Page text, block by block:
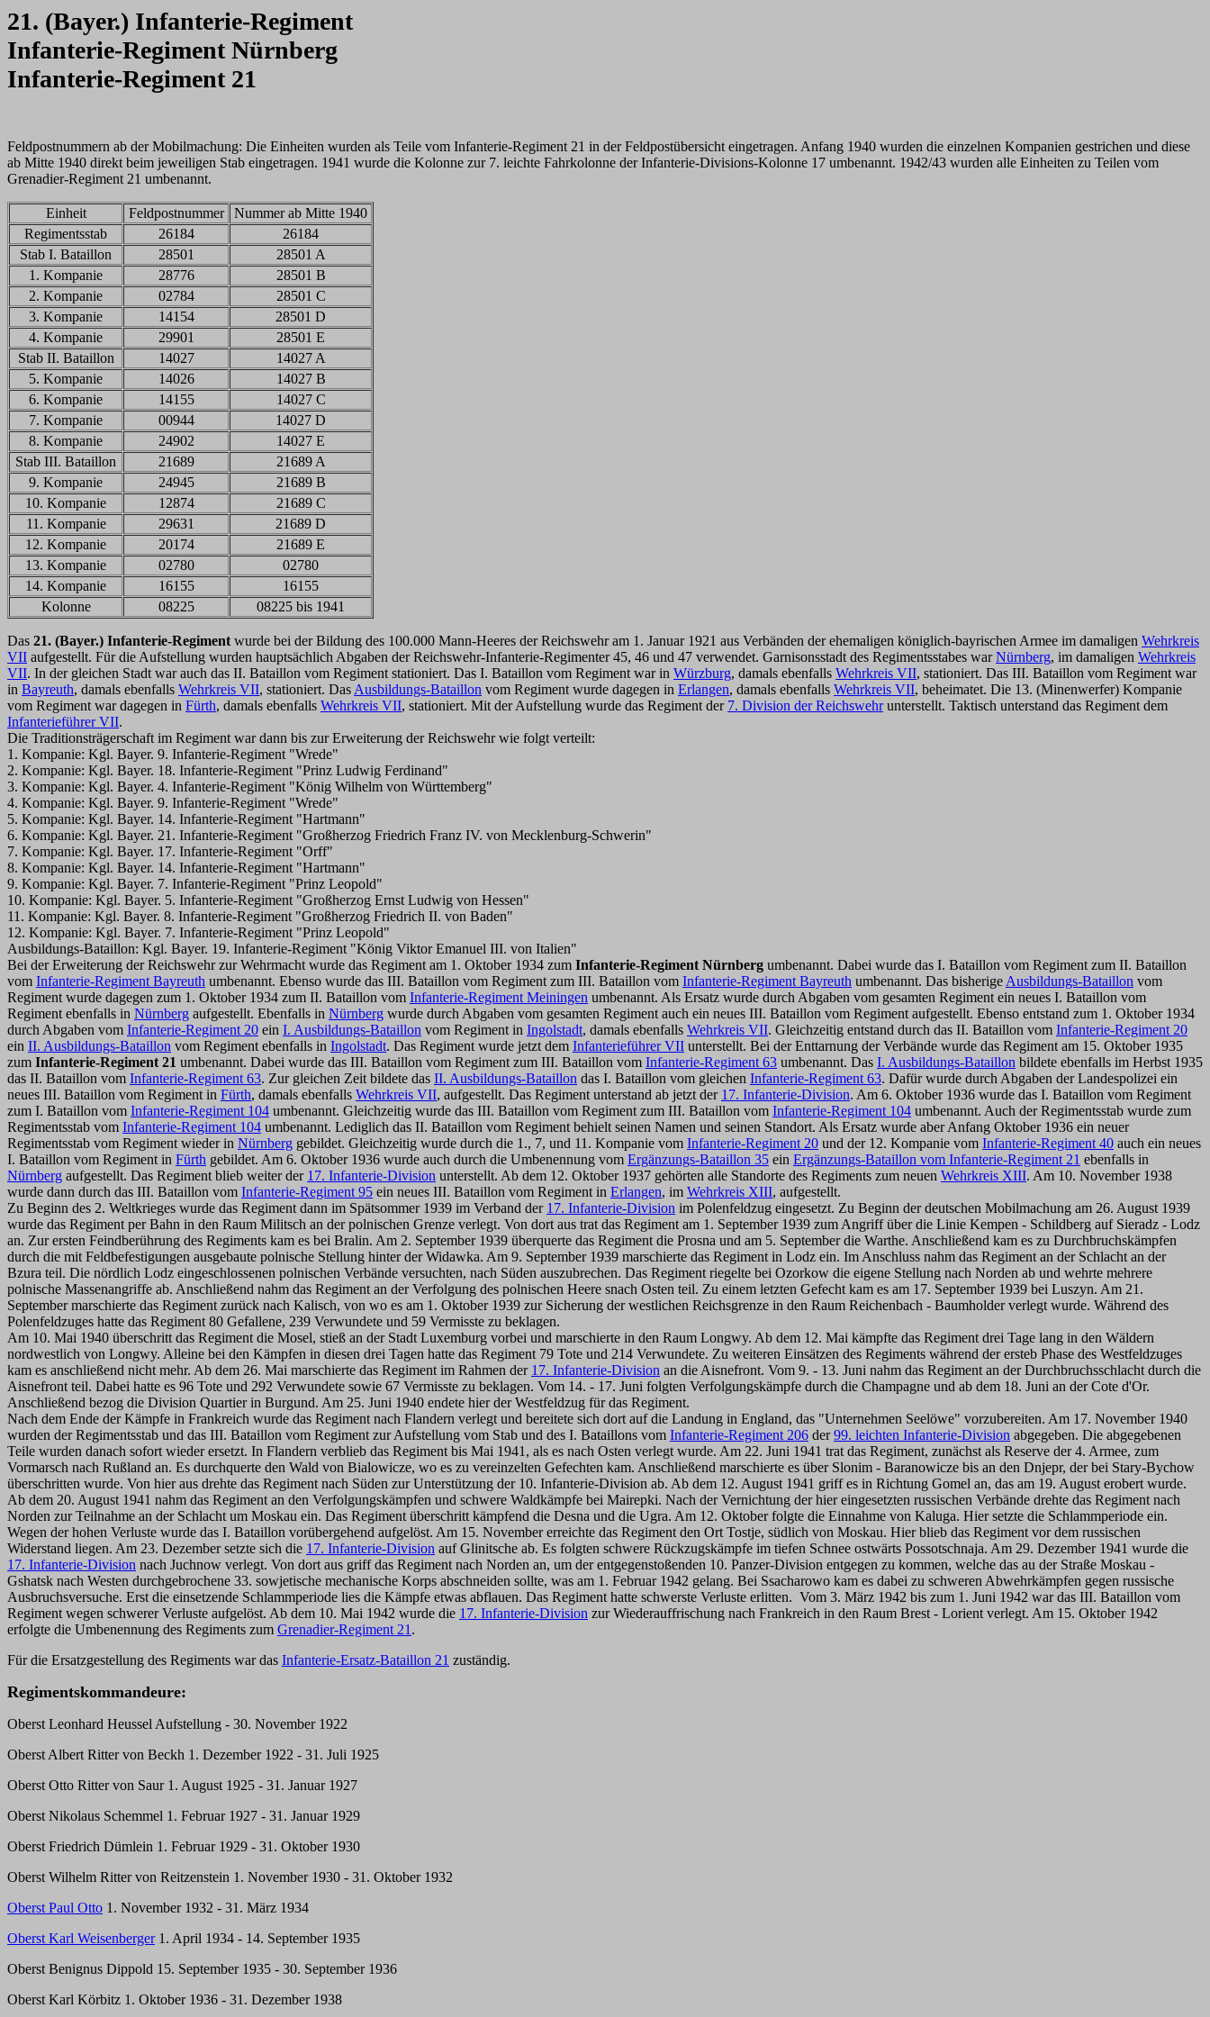
21. (Bayer.) Infanterie-Regiment
Infanterie-Regiment Nürnberg
Infanterie-Regiment 21
Feldpostnummern ab der Mobilmachung: Die Einheiten wurden als Teile vom Infanterie-Regiment 21 in der Feldpostübersicht eingetragen. Anfang 1940 wurden die einzelnen Kompanien gestrichen und diese
ab Mitte 1940 direkt beim jeweiligen Stab eingetragen. 1941 wurde die Kolonne zur 7. leichte Fahrkolonne der Infanterie-Divisions-Kolonne 17 umbenannt. 1942/43 wurden alle Einheiten zu Teilen vom
Grenadier-Regiment 21 umbenannt.
Einheit Feldpostnummer
Nummer ab Mitte 1940
Regimentsstab
26184
26184
Stab I. Bataillon
28501
28501 A
1. Kompanie
28776
28501 B
2. Kompanie
02784
28501 C
3. Kompanie
14154
28501 D
4. Kompanie
29901
28501 E
Stab II. Bataillon
14027
14027 A
5. Kompanie
14026
14027 B
6. Kompanie
14155
14027 C
7. Kompanie
00944
14027 D
8. Kompanie
24902
14027 E
Stab III. Bataillon
21689
21689 A
9. Kompanie
24945
21689 B
10. Kompanie
12874
21689 C
11. Kompanie
29631
21689 D
12. Kompanie
20174
21689 E
13. Kompanie
02780
02780
14. Kompanie
16155
16155
Kolonne
08225 08225 bis 1941
Das 21. (Bayer.) Infanterie-Regiment wurde bei der Bildung des 100.000 Mann-Heeres der Reichswehr am 1. Januar 1921 aus Verbänden der ehemaligen königlich-bayrischen Armee im damaligen Wehrkreis
VII aufgestellt. Für die Aufstellung wurden hauptsächlich Abgaben der Reichswehr-Infanterie-Regimenter 45, 46 und 47 verwendet. Garnisonsstadt des Regimentsstabes warNürnberg, im damaligen Wehrkreis
VII. In der gleichen Stadt war auch das II. Bataillon vom Regiment stationiert. Das I. Bataillon vom Regiment war in Würzburg, damals ebenfalls Wehrkreis VII, stationiert. Das III. Bataillon vom Regiment war
in Bayreuth, damals ebenfalls Wehrkreis VII, stationiert. Das Ausbildungs-Bataillon vom Regiment wurde dagegen in Erlangen, damals ebenfalls Wehrkreis VII, beheimatet. Die 13. (Minenwerfer) Kompanie
vom Regiment war dagegen in Fürth, damals ebenfalls Wehrkreis VII, stationiert. Mit der Aufstellung wurde das Regiment der 7. Division der Reichswehrunterstellt. Taktisch unterstand das Regiment dem
Infanterieführer VII.
Die Traditionsträgerschaft im Regiment war dann bis zur Erweiterung der Reichswehr wie folgt verteilt:
1. Kompanie: Kgl. Bayer. 9. Infanterie-Regiment "Wrede"
2. Kompanie: Kgl. Bayer. 18. Infanterie-Regiment "Prinz Ludwig Ferdinand"
3. Kompanie: Kgl. Bayer. 4. Infanterie-Regiment "König Wilhelm von Württemberg"
4. Kompanie: Kgl. Bayer. 9. Infanterie-Regiment "Wrede"
5. Kompanie: Kgl. Bayer. 14. Infanterie-Regiment "Hartmann"
6. Kompanie: Kgl. Bayer. 21. Infanterie-Regiment "Großherzog Friedrich Franz IV. von Mecklenburg-Schwerin"
7. Kompanie: Kgl. Bayer. 17. Infanterie-Regiment "Orff"
8. Kompanie: Kgl. Bayer. 14. Infanterie-Regiment "Hartmann"
9. Kompanie: Kgl. Bayer. 7. Infanterie-Regiment "Prinz Leopold"
10. Kompanie: Kgl. Bayer. 5. Infanterie-Regiment "Großherzog Ernst Ludwig von Hessen"
11. Kompanie: Kgl. Bayer. 8. Infanterie-Regiment "Großherzog Friedrich II. von Baden"
12. Kompanie: Kgl. Bayer. 7. Infanterie-Regiment "Prinz Leopold"
Ausbildungs-Bataillon: Kgl. Bayer. 19. Infanterie-Regiment "König Viktor Emanuel III. von Italien"
Bei der Erweiterung der Reichswehr zur Wehrmacht wurde das Regiment am 1. Oktober 1934 zum Infanterie-Regiment Nürnberg umbenannt. Dabei wurde das I. Bataillon vom Regiment zum II. Bataillon
vom Infanterie-Regiment Bayreuth umbenannt. Ebenso wurde das III. Bataillon vom Regiment zum III. Bataillon vom Infanterie-Regiment Bayreuth umbenannt. Das bisherige Ausbildungs-Bataillon vom
Regiment wurde dagegen zum 1. Oktober 1934 zum II. Bataillon vom Infanterie-Regiment Meiningen umbenannt. Als Ersatz wurde durch Abgaben vom gesamten Regiment ein neues I. Bataillon vom
Regiment ebenfalls in Nürnberg aufgestellt. Ebenfalls in Nürnberg wurde durch Abgaben vom gesamten Regiment auch ein neues III. Bataillon vom Regiment aufgestellt. Ebenso entstand zum 1. Oktober 1934
durch Abgaben vom Infanterie-Regiment 20 ein I. Ausbildungs-Bataillon vom Regiment in Ingolstadt, damals ebenfalls Wehrkreis VII. Gleichzeitig entstand durch das II. Bataillon vom Infanterie-Regiment 20
ein II. Ausbildungs-Bataillon vom Regiment ebenfalls in Ingolstadt. Das Regiment wurde jetzt dem Infanterieführer VII unterstellt. Bei der Enttarnung der Verbände wurde das Regiment am 15. Oktober 1935
zum Infanterie-Regiment 21 umbenannt. Dabei wurde das III. Bataillon vom Regiment zum III. Bataillon vom Infanterie-Regiment 63 umbenannt. Das I. Ausbildungs-Bataillon bildete ebenfalls im Herbst 1935
das II. Bataillon vom Infanterie-Regiment 63. Zur gleichen Zeit bildete das II. Ausbildungs-Bataillon das I. Bataillon vom gleichen Infanterie-Regiment 63. Dafür wurde durch Abgaben der Landespolizei ein
neues III. Bataillon vom Regiment in Fürth, damals ebenfalls Wehrkreis VII, aufgestellt. Das Regiment unterstand ab jetzt der 17. Infanterie-Division. Am 6. Oktober 1936 wurde das I. Bataillon vom Regiment
zum I. Bataillon vom Infanterie-Regiment 104 umbenannt. Gleichzeitig wurde das III. Bataillon vom Regiment zum III. Bataillon vom Infanterie-Regiment 104 umbenannt. Auch der Regimentsstab wurde zum
Regimentsstab vom Infanterie-Regiment 104 umbenannt. Lediglich das II. Bataillon vom Regiment behielt seinen Namen und seinen Standort. Als Ersatz wurde aber Anfang Oktober 1936 ein neuer
Regimentsstab vom Regiment wieder in Nürnberg gebildet. Gleichzeitig wurde durch die 1., 7, und 11. Kompanie vom Infanterie-Regiment 20 und der 12. Kompanie vom Infanterie-Regiment 40 auch ein neues
I. Bataillon vom Regiment in Fürth gebildet. Am 6. Oktober 1936 wurde auch durch die Umbenennung vom Ergänzungs-Bataillon 35 ein Ergänzungs-Bataillon vom Infanterie-Regiment 21 ebenfalls in
Nürnberg aufgestellt. Das Regiment blieb weiter der 17. Infanterie-Division unterstellt. Ab dem 12. Oktober 1937 gehörten alle Standorte des Regiments zum neuen Wehrkreis XIII. Am 10. November 1938
wurde dann durch das III. Bataillon vom Infanterie-Regiment 95 ein neues III. Bataillon vom Regiment in Erlangen, im Wehrkreis XIII, aufgestellt.
Zu Beginn des 2. Weltkrieges wurde das Regiment dann im Spätsommer 1939 im Verband der 17. Infanterie-Division im Polenfeldzug eingesetzt. Zu Beginn der deutschen Mobilmachung am 26. August 1939
wurde das Regiment per Bahn in den Raum Militsch an der polnischen Grenze verlegt. Von dort aus trat das Regiment am 1. September 1939 zum Angriff über die Linie Kempen - Schildberg auf Sieradz - Lodz
an. Zur ersten Feindberührung des Regiments kam es bei Bralin. Am 2. September 1939 überquerte das Regiment die Prosna und am 5. September die Warthe. Anschließend kam es zu Durchbruchskämpfen
durch die mit Feldbefestigungen ausgebaute polnische Stellung hinter der Widawka. Am 9. September 1939 marschierte das Regiment in Lodz ein. Im Anschluss nahm das Regiment an der Schlacht an der
Bzura teil. Die nördlich Lodz eingeschlossenen polnischen Verbände versuchten, nach Süden auszubrechen. Das Regiment riegelte bei Ozorkow die eigene Stellung nach Norden ab und wehrte mehrere
polnische Massenangriffe ab. Anschließend nahm das Regiment an der Verfolgung des polnischen Heere snach Osten teil. Zu einem letzten Gefecht kam es am 17. September 1939 bei Luszyn. Am 21.
September marschierte das Regiment zurück nach Kalisch, von wo es am 1. Oktober 1939 zur Sicherung der westlichen Reichsgrenze in den Raum Reichenbach - Baumholder verlegt wurde. Während des
Polenfeldzuges hatte das Regiment 80 Gefallene, 239 Verwundete und 59 Vermisste zu beklagen.
Am 10. Mai 1940 überschritt das Regiment die Mosel, stieß an der Stadt Luxemburg vorbei und marschierte in den Raum Longwy. Ab dem 12. Mai kämpfte das Regiment drei Tage lang in den Wäldern
nordwestlich von Longwy. Alleine bei den Kämpfen in diesen drei Tagen hatte das Regiment 79 Tote und 214 Verwundete. Zu weiteren Einsätzen des Regiments während der ersteb Phase des Westfeldzuges
kam es anschließend nicht mehr. Ab dem 26. Mai marschierte das Regiment im Rahmen der 17. Infanterie-Division an die Aisnefront. Vom 9. - 13. Juni nahm das Regiment an der Durchbruchsschlacht durch die
Aisnefront teil. Dabei hatte es 96 Tote und 292 Verwundete sowie 67 Vermisste zu beklagen. Vom 14. - 17. Juni folgten Verfolgungskämpfe durch die Champagne und ab dem 18. Juni an der Cote d'Or.
Anschließend bezog die Division Quartier in Burgund. Am 25. Juni 1940 endete hier der Westfeldzug für das Regiment.
Nach dem Ende der Kämpfe in Frankreich wurde das Regiment nach Flandern verlegt und bereitete sich dort auf die Landung in England, das "Unternehmen Seelöwe" vorzubereiten. Am 17. November 1940
wurden der Regimentsstab und das III. Bataillon vom Regiment zur Aufstellung vom Stab und des I. Bataillons vom Infanterie-Regiment 206 der99. leichten Infanterie-Division abgegeben. Die abgegebenen
Teile wurden danach sofort wieder ersetzt. In Flandern verblieb das Regiment bis Mai 1941, als es nach Osten verlegt wurde. Am 22. Juni 1941 trat das Regiment, zunächst als Reserve der 4. Armee, zum
Vormarsch nach Rußland an. Es durchquerte den Wald von Bialowicze, wo es zu vereinzelten Gefechten kam. Anschließend marschierte es über Slonim - Baranowicze bis an den Dnjepr, der bei Stary-Bychow
überschritten wurde. Von hier aus drehte das Regiment nach Süden zur Unterstützung der 10. Infanterie-Division ab. Ab dem 12. August 1941 griff es in Richtung Gomel an, das am 19. August erobert wurde.
Ab dem 20. August 1941 nahm das Regiment an den Verfolgungskämpfen und schwere Waldkämpfe bei Mairepki. Nach der Vernichtung der hier eingesetzten russischen Verbände drehte das Regiment nach
Norden zur Teilnahme an der Schlacht um Moskau ein. Das Regiment überschritt kämpfend die Desna und die Ugra. Am 12. Oktober folgte die Einnahme von Kaluga. Hier setzte die Schlammperiode ein.
Wegen der hohen Verluste wurde das I. Bataillon vorübergehend aufgelöst. Am 15. November erreichte das Regiment den Ort Tostje, südlich von Moskau. Hier blieb das Regiment vor dem russischen
Widerstand liegen. Am 23. Dezember setzte sich die 17. Infanterie-Division auf Glinitsche ab. Es folgten schwere Rückzugskämpfe im tiefen Schnee ostwärts Possotschnaja. Am 29. Dezember 1941 wurde die
17. Infanterie-Division nach Juchnow verlegt. Von dort aus griff das Regiment nach Norden an, um der entgegenstoßenden 10. Panzer-Division entgegen zu kommen, welche das au der Straße Moskau -
Gshatsk nach Westen durchgebrochene 33. sowjetische mechanische Korps abschneiden sollte, was am 1. Februar 1942 gelang. Bei Ssacharowo kam es dabei zu schweren Abwehrkämpfen gegen russische
Ausbruchsversuche. Erst die einsetzende Schlammperiode lies die Kämpfe etwas abflauen. Das Regiment hatte schwerste Verluste erlitten. Vom 3. März 1942 bis zum 1. Juni 1942 war das III. Bataillon vom
Regiment wegen schwerer Verluste aufgelöst. Ab dem 10. Mai 1942 wurde die 17. Infanterie-Division zur Wiederauffrischung nach Frankreich in den Raum Brest - Lorient verlegt. Am 15. Oktober 1942
erfolgte die Umbenennung des Regiments zum Grenadier-Regiment 21 .
Für die Ersatzgestellung des Regiments war das Infanterie-Ersatz-Bataillon 21 zuständig.
Regimentskommandeure:
Oberst Leonhard Heussel Aufstellung - 30. November 1922
Oberst Albert Ritter von Beckh 1. Dezember 1922 - 31. Juli 1925
Oberst Otto Ritter von Saur 1. August 1925 - 31. Januar 1927
Oberst Nikolaus Schemmel 1. Februar 1927 - 31. Januar 1929
Oberst Friedrich Dümlein 1. Februar 1929 - 31. Oktober 1930
Oberst Wilhelm Ritter von Reitzenstein 1. November 1930 - 31. Oktober 1932
Oberst Paul Otto 1. November 1932 - 31. März 1934
Oberst Karl Weisenberger1. April 1934 - 14. September 1935
Oberst Benignus Dippold 15. September 1935 - 30. September 1936
Oberst Karl Körbitz 1. Oktober 1936 - 31. Dezember 1938